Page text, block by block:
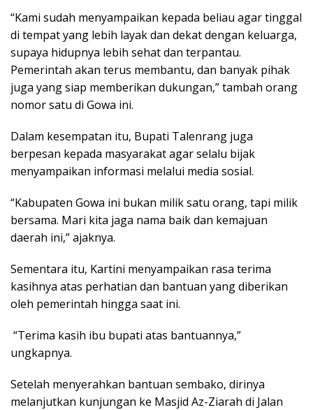
“Kami sudah menyampaikan kepada beliau agar tinggal
di tempat yang lebih layak dan dekat dengan keluarga,
supaya hidupnya lebih sehat dan terpantau.
Pemerintah akan terus membantu, dan banyak pihak
juga yang siap memberikan dukungan,” tambah orang
nomor satu di Gowa ini.
Dalam kesempatan itu, Bupati Talenrang juga
berpesan kepada masyarakat agar selalu bijak
menyampaikan informasi melalui media sosial.
“Kabupaten Gowa ini bukan milik satu orang, tapi milik
bersama. Mari kita jaga nama baik dan kemajuan
daerah ini,” ajaknya.
Sementara itu, Kartini menyampaikan rasa terima
kasihnya atas perhatian dan bantuan yang diberikan
oleh pemerintah hingga saat ini.
“Terima kasih ibu bupati atas bantuannya,”
ungkapnya.
Setelah menyerahkan bantuan sembako, dirinya
melanjutkan kunjungan ke Masjid Az-Ziarah di Jalan